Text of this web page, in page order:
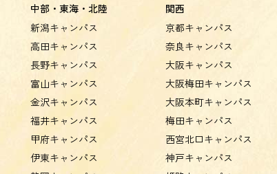
中部・東海・北陸
新潟キャンパス
高田キャンパス
長野キャンパス
富山キャンパス
金沢キャンパス
福井キャンパス
甲府キャンパス
伊東キャンパス
関西
京都キャンパス
奈良キャンパス
大阪キャンパス
大阪梅田キャンパス
大阪本町キャンパス
梅田キャンパス
西宮北口キャンパス
神戸キャンパス